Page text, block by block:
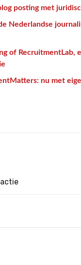
posting met
Nederlandse
of RecruitmentLab,
nu met